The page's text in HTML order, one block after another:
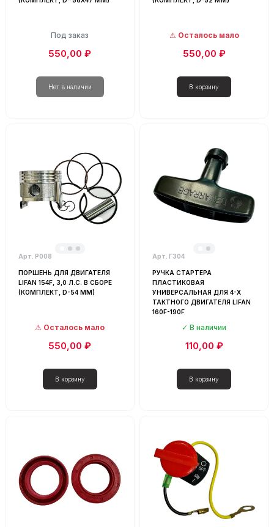
Под заказ
550,00 ₽
Осталось мало
550,00 ₽
Арт. Р008
ПОРШЕНЬ ДЛЯ ДВИГАТЕЛЯ
LIFAN 154F, 3,0 Л.С. В СБОРЕ
(КОМПЛЕКТ, D-54 ММ)
Осталось мало
550,00 ₽
Арт. Г304
РУЧКА СТАРТЕРА
ПЛАСТИКОВАЯ
УНИВЕРСАЛЬНАЯ ДЛЯ 4-Х
ТАКТНОГО ДВИГАТЕЛЯ LIFAN
160F-190F
В наличии
110,00 ₽